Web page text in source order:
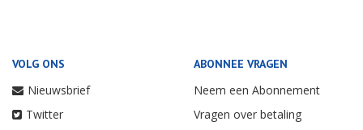
VOLG ONS
Nieuwsbrief
Twitter
ABONNEE VRAGEN
Neem een Abonnement
Vragen over betaling